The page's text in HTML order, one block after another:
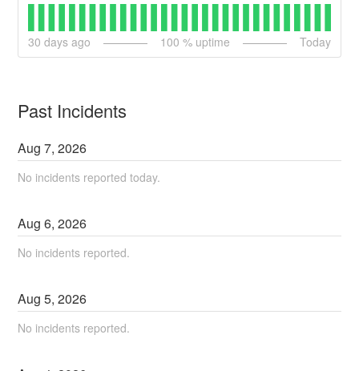
30 days ago 100 % uptime Today
Past Incidents
Aug7,2026
No incidents reported today.
Aug6,2026
No incidents reported.
Aug5,2026
No incidents reported.